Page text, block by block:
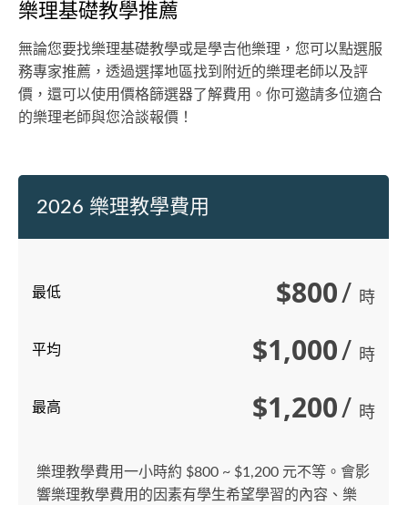
樂理基礎教學推薦
無論您要找樂理基礎教學或是學吉他樂理，您可以點選服
務專家推薦，透過選擇地區找到附近的樂理老師以及評
價，還可以使用價格篩選器了解費用。你可邀請多位適合
的樂理老師與您洽談報價！
2026 樂理教學費用
最低 $800/ 時
平均 $1,000/ 時
最高 $1,200/ 時
樂理教學費用一小時約 $800 ~ $1,200 元不等。會影
響樂理教學費用的因素有學生希望學習的內容、樂